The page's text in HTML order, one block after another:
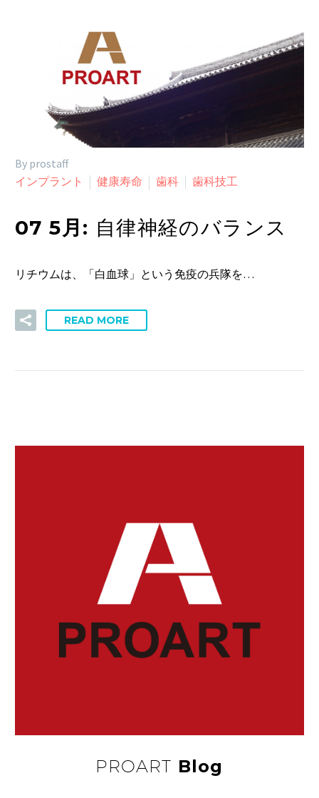
By prostaff
インプラント
健康寿命 歯科 歯科技工
07 5月: 自律神経のバランス
リチウムは、「白血球」という免疫の兵隊を…
READ MORE
PROART Blog